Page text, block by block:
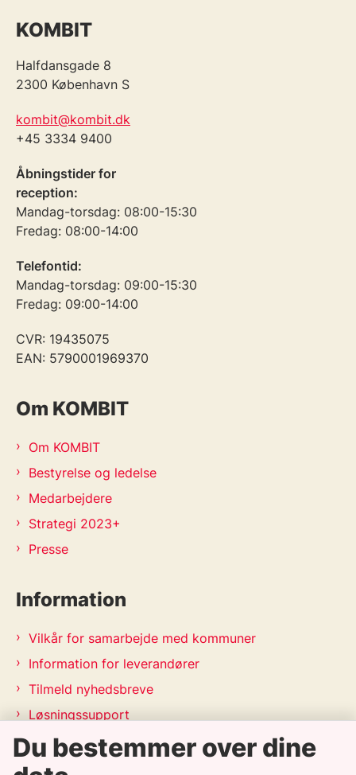
KOMBIT
Halfdansgade 8
2300 København S
kombit@kombit.dk
+45 3334 9400
Åbningstider for
reception:
Mandag-torsdag: 08:00-15:30
Fredag: 08:00-14:00
Telefontid:
Mandag-torsdag: 09:00-15:30
Fredag: 09:00-14:00
CVR: 19435075
EAN: 5790001969370
Om KOMBIT
Om KOMBIT
Bestyrelse og ledelse
Medarbejdere
Strategi 2023+
Presse
Information
Vilkår for samarbejde med kommuner
Information for leverandører
Tilmeld nyhedsbreve
Løsningssupport
Releasekalender
APV-handleplan 2026
Du bestemmer over dine